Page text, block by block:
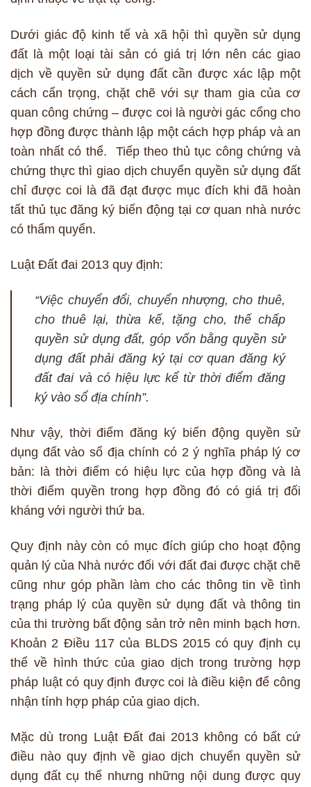
Dưới giác độ kinh tế và xã hội thì quyền sử dụng
đất là một loại tài sản có giá trị lớn nên các giao
dịch về quyền sử dụng đất cần được xác lập một
cách cẩn trọng, chặt chẽ với sự tham gia của cơ
quan công chứng – được coi là người gác cổng cho
hợp đồng được thành lập một cách hợp pháp và an
toàn nhất có thể. Tiếp theo thủ tục công chứng và
chứng thực thì giao dịch chuyển quyền sử dụng đất
chỉ được coi là đã đạt được mục đích khi đã hoàn
tất thủ tục đăng ký biến động tại cơ quan nhà nước
có thẩm quyển.
Luật Đất đai 2013 quy định:
“Việc chuyển đổi, chuyển nhượng, cho thuê,
cho thuê lại, thừa kế, tặng cho, thế chấp
quyền sử dụng đất, góp vốn bằng quyền sử
dụng đất phải đăng ký tại cơ quan đăng ký
đất đai và có hiệu lực kể từ thời điểm đăng
ký vào sổ địa chính”.
Như vậy, thời điểm đăng ký biến động quyền sử
dụng đất vào sổ địa chính có 2 ý nghĩa pháp lý cơ
bản: là thời điểm có hiệu lực của hợp đồng và là
thời điểm quyền trong hợp đồng đó có giá trị đối
kháng với người thứ ba.
Quy định này còn có mục đích giúp cho hoạt động
quản lý của Nhà nước đối với đất đai được chặt chẽ
cũng như góp phần làm cho các thông tin về tình
trạng pháp lý của quyền sử dụng đất và thông tin
của thi trường bất động sản trở nên minh bạch hơn.
Khoản 2 Điều 117 của BLDS 2015 có quy định cụ
thể về hình thức của giao dịch trong trường hợp
pháp luật có quy định được coi là điều kiện để công
nhận tính hợp pháp của giao dịch.
Mặc dù trong Luật Đất đai 2013 không có bất cứ
điều nào quy định về giao dịch chuyển quyền sử
dụng đất cụ thể nhưng những nội dung được quy